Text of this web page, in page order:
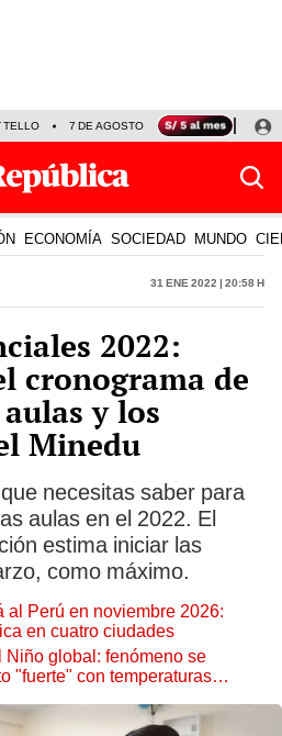
TELLO 7 DE AGOSTO TINKA RESULTADOS
ECONOMÍA SOCIEDAD MUNDO
31 Ene 2022 | 20:58 h
2022:
cronograma de
y los
Minedu
necesitas saber para
aulas en el 2022. El
estima iniciar las
como máximo.
al Perú en noviembre 2026:
en cuatro ciudades
Niño global: fenómeno se
"fuerte" con temperaturas